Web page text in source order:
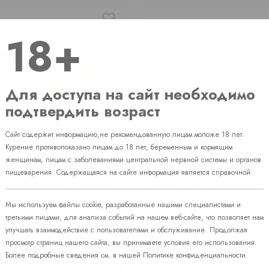
кальяна Элемент
Rush (клубника, малина,
Табак для кальяна Элемент
"Земля" Siberry (сибирские
25гр
В наличии
Price
340 руб.
18+
Для доступа на сайт необходимо
подтвердить возраст
Сайт содержит информацию,не рекомендованную лицам моложе 18 лет.
Курение противопоказано лицам до 18 лет, беременным и кормящим
женщинам, лицам с заболеваниями центральной нервной системы и органов
пищеварения. Содержащаяся на сайте информация является справочной.
Мы используем файлы cookie, разработанные нашими специалистами и
третьими лицами, для анализа событий на нашем веб-сайте, что позволяет нам
улучшать взаимодействие с пользователями и обслуживание. Продолжая
просмотр страниц нашего сайта, вы принимаете условия его использования.
Более подробные сведения см. в нашей Политике конфиденциальности.